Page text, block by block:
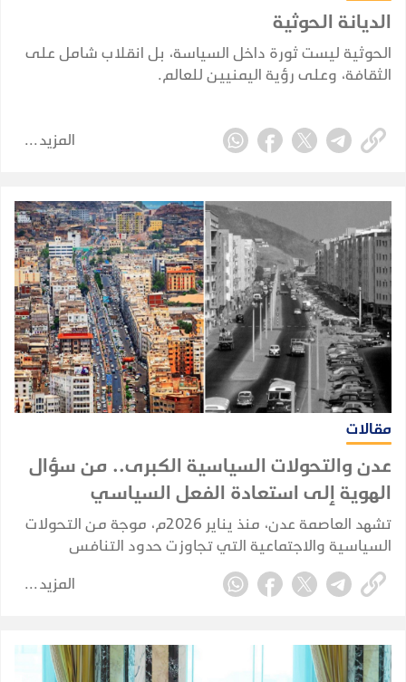
الديانة الحوثية
الحوثية ليست ثورة داخل السياسة، بل انقلاب شامل على
الثقافة، وعلى رؤية اليمنيين للعالم.
المزيد
مقالات
عدن والتحولات السياسية الكبرى.. من سؤال
الهوية إلى استعادة الفعل السياسي
تشهد العاصمة عدن، منذ يناير 2026م، موجة من التحولات
السياسية والاجتماعية التي تجاوزت حدود التنافس
السياسي التقليدي، لتلامس طبيعة المجتمع العدني ذاته،
وتعيد طرح أسئلة مؤجلة حول هوية المدينة وخصوصيتها
المزيد